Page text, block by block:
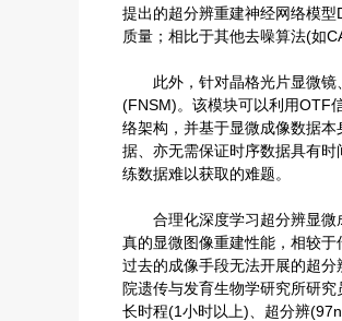
提出的超分辨重建神经网络模
质量；相比于其他去噪算法(如
此外，针对晶格光片显微镜
(FNSM)。该模块可以利用OTF
络架构，并基于显微成像数据
据、亦无需保证时序数据具有
练数据难以获取的难题。
合理化深度学习超分辨显微
真的显微图像重建性能，相较
过去的成像手段无法开展的超
院遗传与发育生物学研究所研
长时程(1小时以上)、超分辨